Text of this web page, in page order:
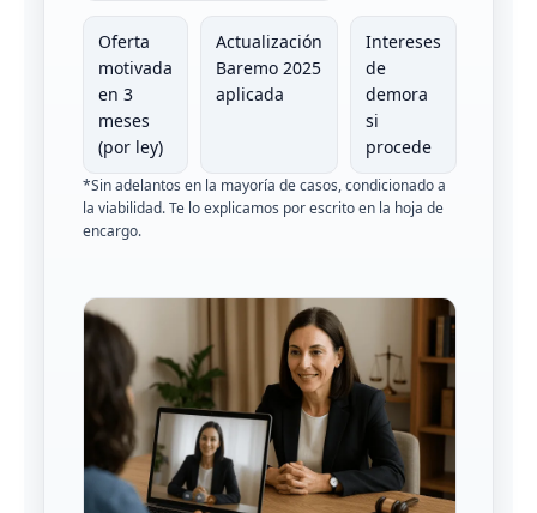
Oferta
motivada
en 3
meses
(por ley)
Actualización
Baremo 2025
aplicada
Intereses
de
demora
si
procede
*Sin adelantos en la mayoría de casos, condicionado a
la viabilidad. Te lo explicamos por escrito en la hoja de
encargo.